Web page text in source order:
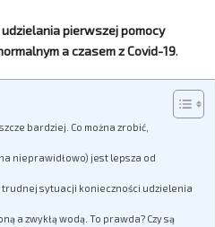
pierwszej pomocy
a czasem z Covid-19.
bardziej. Co można zrobić,
nieprawidłowo) jest lepsza od
trudnej sytuacji konieczności udzielenia
a zwykłą wodą. To prawda? Czy są